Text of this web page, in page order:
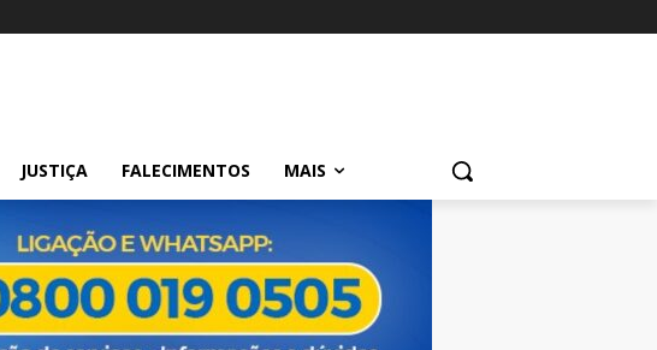
JUSTIÇA FALECIMENTOS MAIS